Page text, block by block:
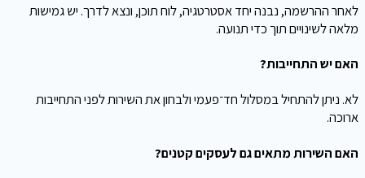
לאחר ההרשמה, נבנה יחד אסטרטגיה, לוח תוכן, ונצא לדרך. יש גמישות
מלאה לשינויים תוך כדי תנועה.
האם יש התחייבות?
לא. ניתן להתחיל במסלול חד־פעמי ולבחון את השירות לפני התחייבות
ארוכה.
האם השירות מתאים גם לעסקים קטנים?